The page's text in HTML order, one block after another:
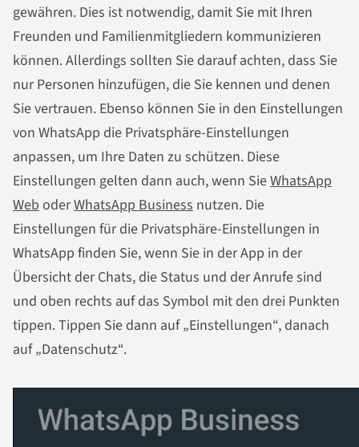
gewähren. Dies ist notwendig, damit Sie mit Ihren
Freunden und Familienmitgliedern kommunizieren
können. Allerdings sollten Sie darauf achten, dass Sie
nur Personen hinzufügen, die Sie kennen und denen
Sie vertrauen. Ebenso können Sie in den Einstellungen
von WhatsApp die Privatsphäre-Einstellungen
anpassen, um Ihre Daten zu schützen. Diese
Einstellungen gelten dann auch, wenn SieWhatsApp
WeboderWhatsApp Business nutzen. Die
Einstellungen für die Privatsphäre-Einstellungen in
WhatsApp finden Sie, wenn Sie in der App in der
Übersicht der Chats, die Status und der Anrufe sind
und oben rechts auf das Symbol mit den drei Punkten
tippen. Tippen Sie dann auf „Einstellungen“, danach
auf „Datenschutz“.